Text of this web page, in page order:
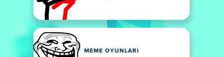
MEME OYUNLARI